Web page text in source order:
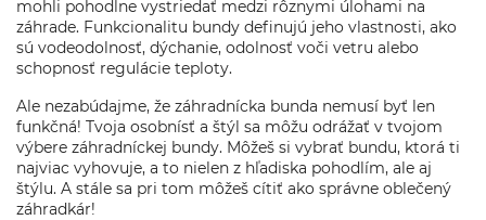
mohli pohodlne vystriedať medzi rôznymi úlohami na
záhrade. Funkcionalitu bundy definujú jeho vlastnosti, ako
sú vodeodolnosť, dýchanie, odolnosť voči vetru alebo
schopnosť regulácie teploty.
Ale nezabúdajme, že záhradnícka bunda nemusí byť len
funkčná! Tvoja osobnísť a štýl sa môžu odrážať v tvojom
výbere záhradníckej bundy. Môžeš si vybrať bundu, ktorá ti
najviac vyhovuje, a to nielen z hľadiska pohodlím, ale aj
štýlu. A stále sa pri tom môžeš cítiť ako správne oblečený
záhradkár!